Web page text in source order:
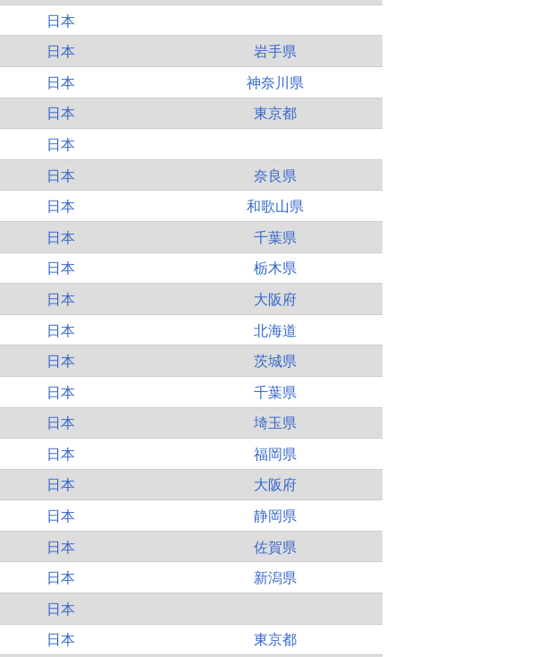
日本
日本
岩手県
日本
神奈川県
日本
東京都
日本
日本
奈良県
日本
和歌山県
日本
千葉県
日本
栃木県
日本
大阪府
日本
北海道
日本
茨城県
日本
千葉県
日本
埼玉県
日本
福岡県
日本
大阪府
日本
静岡県
日本
佐賀県
日本
新潟県
日本
日本 東京都